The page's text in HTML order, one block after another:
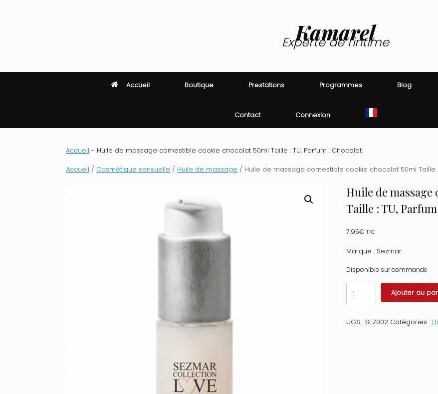
Kamarel
Experte de l'intime
Accueil Boutique Prestations Programmes Blog
Contact Connexion
Accueil - Huile de massage comestible cookie chocolat 50ml Taille : TU, Parfum : Chocolat
Accueil / Cosmétique sensuelle / Huile de massage / Huile de massage comestible cookie chocolat 50ml Taille :
Huile de
Taille : TU,
7.95€ TTC
Marque : Sezmar
Disponible sur commande
quantité
de
Huile
massage
Ajouter au
UGS : SEZ002 Catégories :